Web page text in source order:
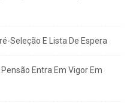
Seleção E Lista De Espera
Entra Em Vigor Em